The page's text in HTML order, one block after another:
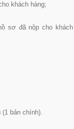
khách hàng;
sơ đã nộp cho khách
(1 bản chính).